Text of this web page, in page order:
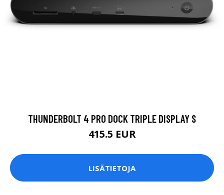
THUNDERBOLT 4 PRO DOCK TRIPLE DISPLAY S
415.5 EUR
LISÄTIETOJA